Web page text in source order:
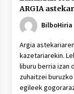
ARGIA
BilboHiria
Argia
kazetariarekin.
liburu berria izan
zuhaitzei
egileek